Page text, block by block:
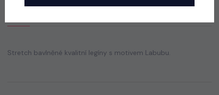
Stretch bavlněné kvalitní legíny s motivem Labubu.